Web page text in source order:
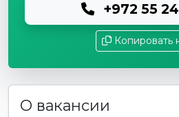
+972 55
Копировать
О вакансии